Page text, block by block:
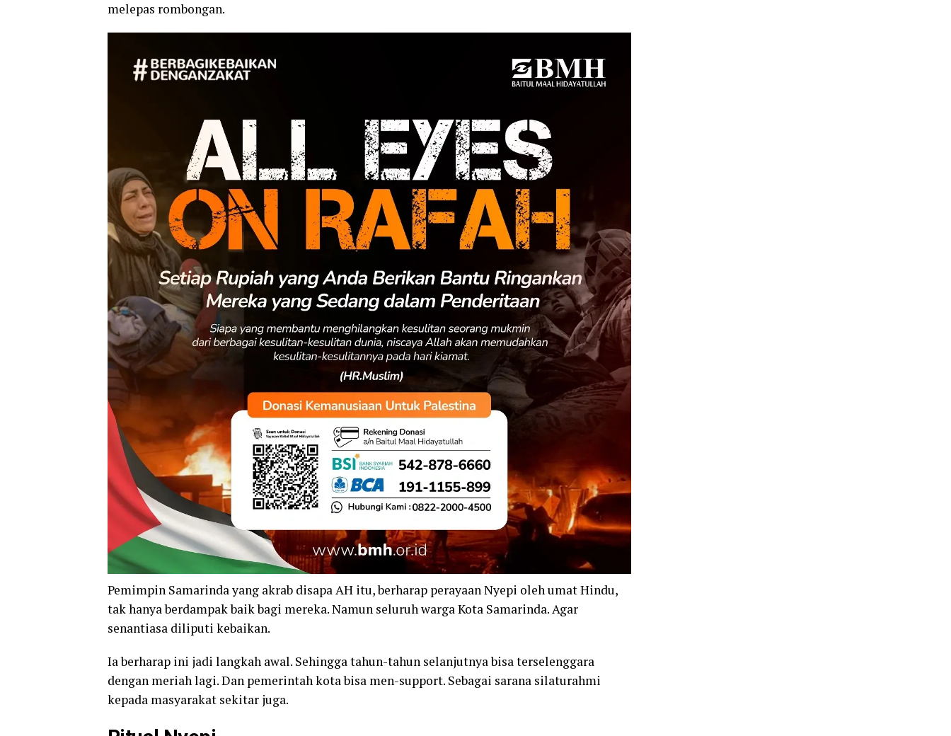
melepas rombongan.
Pemimpin Samarinda yang akrab disapa AH itu, berharap perayaan Nyepi oleh umat Hindu,
tak hanya berdampak baik bagi mereka. Namun seluruh warga Kota Samarinda. Agar
senantiasa diliputi kebaikan.
Ia berharap ini jadi langkah awal. Sehingga tahun-tahun selanjutnya bisa terselenggara
dengan meriah lagi. Dan pemerintah kota bisa men-support. Sebagai sarana silaturahmi
kepada masyarakat sekitar juga.